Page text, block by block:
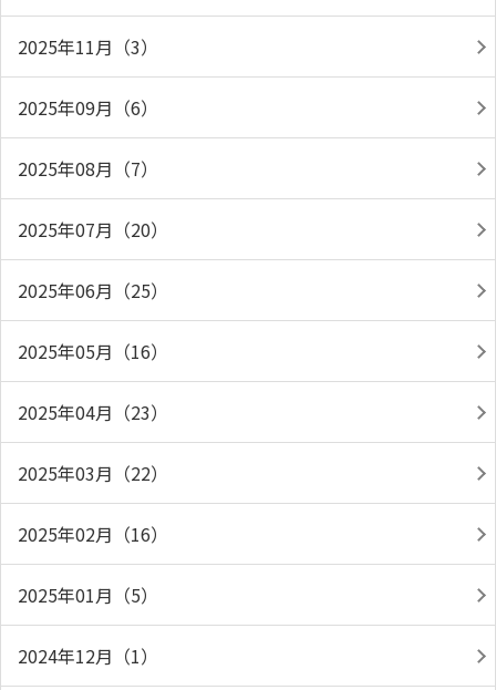
2025年11月（3）
2025年09月（6）
2025年08月（7）
2025年07月（20）
2025年06月（25）
2025年05月（16）
2025年04月（23）
2025年03月（22）
2025年02月（16）
2025年01月（5）
2024年12月（1）